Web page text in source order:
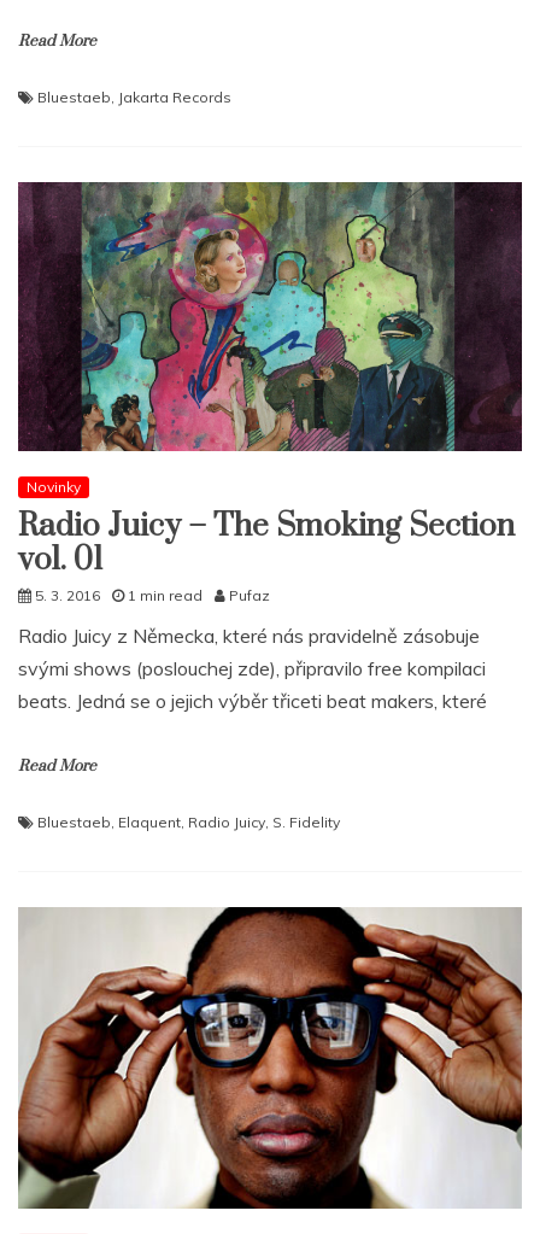
Read More
Bluestaeb Jakarta Records
Novinky
Radio Juicy – The Smoking Section
vol. 01
5. 3. 2016 1 min read Pufaz
Radio Juicy z Německa, které nás pravidelně zásobuje
svými shows (poslouchej zde), připravilo free kompilaci
beats. Jedná se o jejich výběr třiceti beat makers, které
Read More
Bluestaeb Elaquent Radio Juicy S. Fidelity